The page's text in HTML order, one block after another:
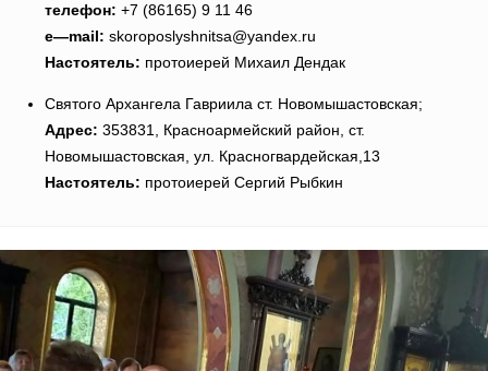
телефон: +7 (86165) 9 11 46
e—mail: skoroposlyshnitsa@yandex.ru
Настоятель: протоиерей Михаил Дендак
Святого Архангела Гавриила ст. Новомышастовская;
Адрес: 353831, Красноармейский район, ст.
Новомышастовская, ул. Красногвардейская,13
Настоятель: протоиерей Сергий Рыбкин